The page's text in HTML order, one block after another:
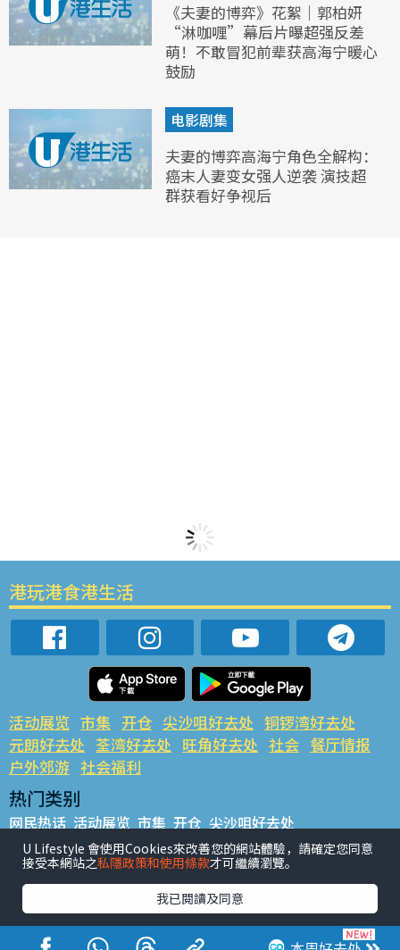
《夫妻的博弈》花絮｜郭柏妍
“淋咖喱”幕后片曝超强反差
萌！不敢冒犯前辈获高海宁暖心
鼓励
电影剧集
夫妻的博弈高海宁角色全解构：
癌末人妻变女强人逆袭 演技超
群获看好争视后
港玩港食港生活
活动展览 市集 开仓 尖沙咀好去处 铜锣湾好去处
元朗好去处 荃湾好去处 旺角好去处 社会 餐厅情报
户外郊游 社会福利
热门类别
网民热话 活动展览 市集 开仓 尖沙咀好去处
铜锣湾好去处 元朗好去处 荃湾好去处 旺角好去处 社会
餐厅情报 户外郊游
热门标签
#UGO揾好去处 #人气活动推介 #美食社群热话
#亲子玩乐好去处
#ULifestyle应用程式 #限时抢
U Lifestyle 會使用Cookies來改善您的網站體驗，請確定您同意
接受本網站之私隱政策和使用條款才可繼續瀏覽。
我已閱讀及同意